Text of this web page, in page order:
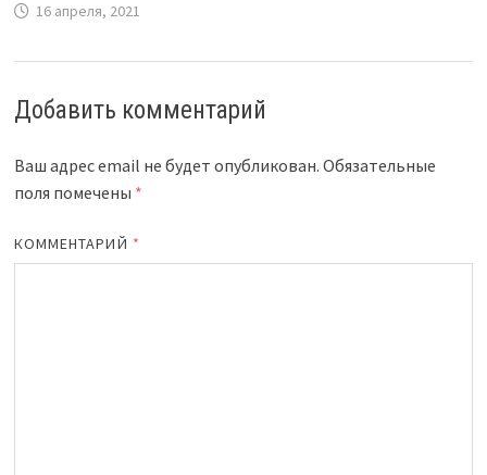
16 апреля, 2021
Добавить комментарий
Ваш адрес email не будет опубликован. Обязательные
поля помечены *
КОММЕНТАРИЙ *